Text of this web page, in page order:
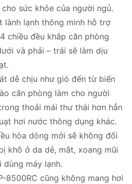
sức khỏe của người ngủ.
lành lạnh thông minh hỗ trợ
chiều đều khắp căn phòng
và phải – trái sẽ làm dịu
dễ chịu như gió đến từ biển
căn phòng làm cho người
thoải mái thư thái hơn hẳn
hơi nước thông dụng khác.
hòa dòng mới sẽ không đối
khô ở da dẻ, mắt, xoang mũi
dùng máy lạnh.
8500RC cũng không mang hơi